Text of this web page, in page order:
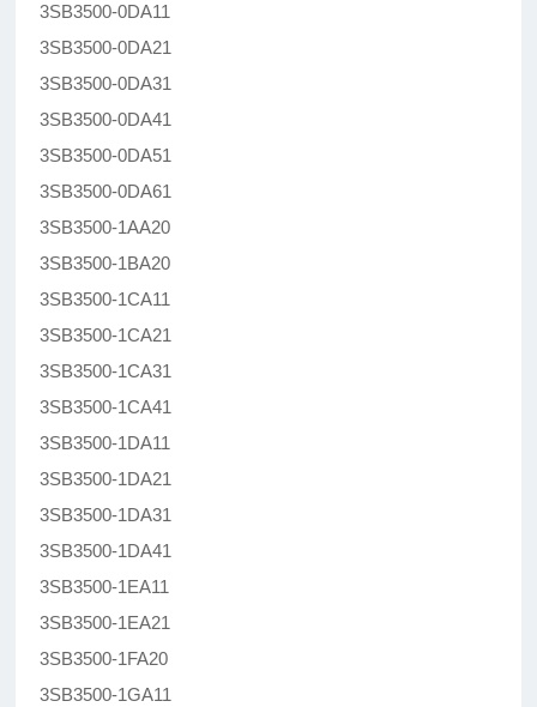
3SB3500-0DA11
3SB3500-0DA21
3SB3500-0DA31
3SB3500-0DA41
3SB3500-0DA51
3SB3500-0DA61
3SB3500-1AA20
3SB3500-1BA20
3SB3500-1CA11
3SB3500-1CA21
3SB3500-1CA31
3SB3500-1CA41
3SB3500-1DA11
3SB3500-1DA21
3SB3500-1DA31
3SB3500-1DA41
3SB3500-1EA11
3SB3500-1EA21
3SB3500-1FA20
3SB3500-1GA11